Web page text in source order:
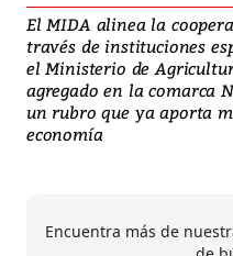
El MIDA alinea la
través de instituciones
el Ministerio de
agregado en la comarca
un rubro que ya aporta
economía
Encuentra más de